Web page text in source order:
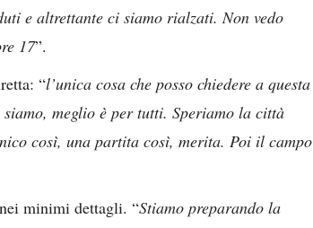
e altrettante ci siamo rialzati. Non vedo
17”.
“l’unica cosa che posso chiedere a questa
meglio è per tutti. Speriamo la città
così, una partita così, merita. Poi il campo
minimi dettagli. “Stiamo preparando la